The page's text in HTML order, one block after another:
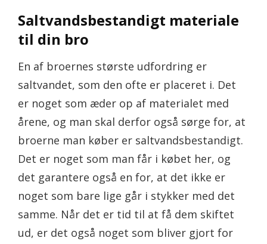
Saltvandsbestandigt materiale
til din bro
En af broernes største udfordring er
saltvandet, som den ofte er placeret i. Det
er noget som æder op af materialet med
årene, og man skal derfor også sørge for, at
broerne man køber er saltvandsbestandigt.
Det er noget som man får i købet her, og
det garantere også en for, at det ikke er
noget som bare lige går i stykker med det
samme. Når det er tid til at få dem skiftet
ud, er det også noget som bliver gjort for